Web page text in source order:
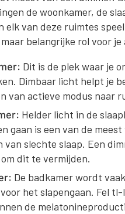
de woonkamer, de
elk van deze ruimtes
belangrijke rol voor
Dit is de plek waar je
Dimbaar licht helpt je
van actieve modus naar
Helder licht in de
gaan is een van de
van slechte slaap. Een
dit te vermijden.
De badkamer wordt
het slapengaan. Fel
de